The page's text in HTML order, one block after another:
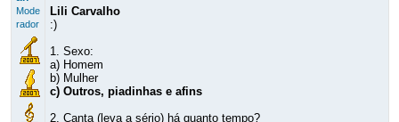
Mode
rador
Lili Carvalho
:)
1. Sexo:
a) Homem
b) Mulher
c) Outros, piadinhas e afins
2. Canta (leva a sério) há quanto tempo?